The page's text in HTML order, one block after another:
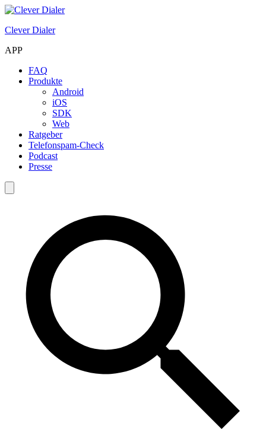
Clever Dialer
APP
FAQ
Produkte
Android
iOS
SDK
Web
Ratgeber
Telefonspam-Check
Podcast
Presse